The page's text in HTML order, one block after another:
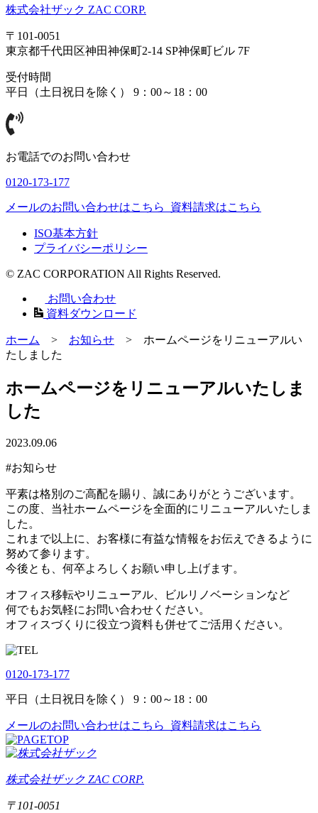
株式会社ザック ZAC CORP.
〒101-0051
東京都千代田区神田神保町2-14 SP神保町ビル 7F
受付時間
平日（土日祝日を除く） 9：00～18：00
お電話でのお問い合わせ
0120-173-177
メールのお問い合わせはこちら 資料請求はこちら
ISO基本方針
プライバシーポリシー
© ZAC CORPORATION All Rights Reserved.
お問い合わせ
資料ダウンロード
ホーム > お知らせ > ホームページをリニューアルい
たしました
ホームページをリニューアルいたしま
した
2023.09.06
#お知らせ
平素は格別のご高配を賜り、誠にありがとうございます。
この度、当社ホームページを全面的にリニューアルいたしま
した。
これまで以上に、お客様に有益な情報をお伝えできるように
努めて参ります。
今後とも、何卒よろしくお願い申し上げます。
オフィス移転やリニューアル、ビルリノベーションなど
何でもお気軽にお問い合わせください。
オフィスづくりに役立つ資料も併せてご活用ください。
0120-173-177
平日（土日祝日を除く） 9：00～18：00
メールのお問い合わせはこちら 資料請求はこちら
株式会社ザック ZAC CORP.
〒101-0051